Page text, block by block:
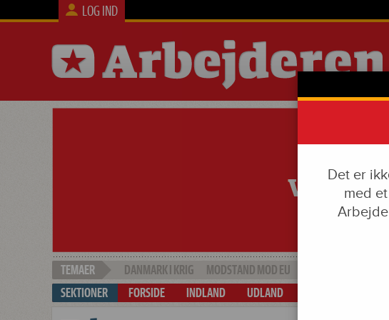
LOG IND
DANMARK I KRIG MODSTAND MOD EU
FORSIDE
INDLAND UDLAND
Det er
med